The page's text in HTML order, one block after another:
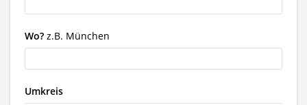
Wo? z.B. München
Umkreis